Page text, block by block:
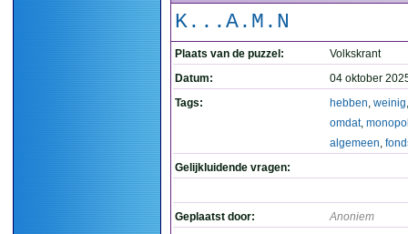
K...A.M.N
Plaats van de puzzel:
Volkskrant
Datum:
04 oktober
Tags:
hebben, weinig
omdat,
algemeen,
Gelijkluidende vragen:
Geplaatst door: Anoniem